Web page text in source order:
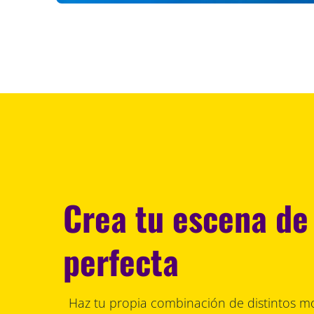
Crea tu escena
perfecta
Haz tu propia combinación de distintos